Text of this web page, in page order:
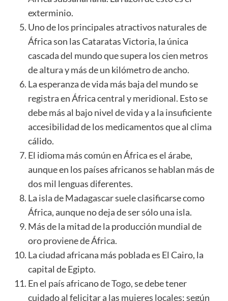
exterminio.
Uno de los principales atractivos naturales de
África son las Cataratas Victoria, la única
cascada del mundo que supera los cien metros
de altura y más de un kilómetro de ancho.
La esperanza de vida más baja del mundo se
registra en África central y meridional. Esto se
debe más al bajo nivel de vida y a la insuficiente
accesibilidad de los medicamentos que al clima
cálido.
El idioma más común en África es el árabe,
aunque en los países africanos se hablan más de
dos mil lenguas diferentes.
La isla de Madagascarsuele clasificarse como
África, aunque no deja de ser sólo una isla.
Más de la mitad de la producción mundial de
oro proviene de África.
La ciudad africana más poblada es El Cairo, la
capital de Egipto.
En el país africano deTogo, se debe tener
cuidado al felicitar a las mujeres locales; según